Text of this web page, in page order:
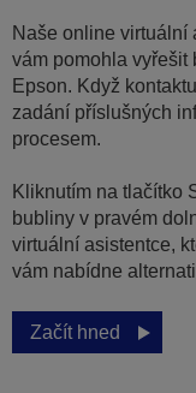
Naše online virtuální
vám pomohla vyřešit
Epson. Když
zadání příslušných
procesem.
Kliknutím na tlačítko
bubliny v pravém
virtuální asistentce,
vám nabídne
Začít hned